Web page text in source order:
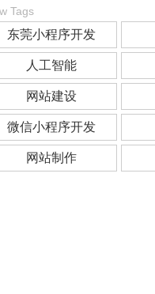
Tags
东莞小程序开发
人工智能
网站建设
微信小程序开发
网站制作